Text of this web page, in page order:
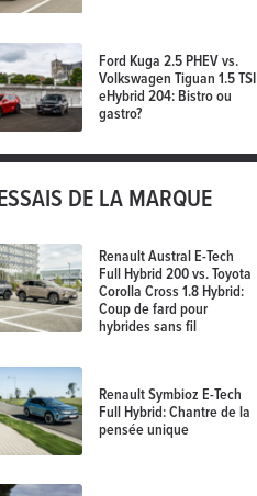
– La même en
Ford Kuga 2.5 PHEV vs.
Volkswagen Tiguan 1.5 TSI
eHybrid 204: Bistro ou
gastro?
DE LA MARQUE
Renault Austral E-Tech
Full Hybrid 200 vs. Toyota
Corolla Cross 1.8 Hybrid:
Coup de fard pour
hybrides sans fil
Renault Symbioz E-Tech
Full Hybrid: Chantre de la
pensée unique